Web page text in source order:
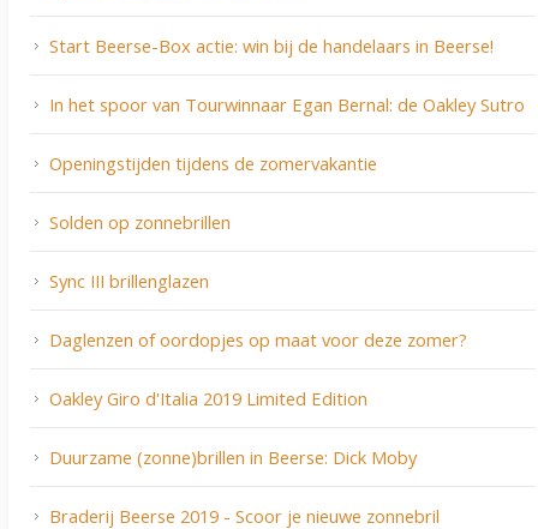
Start Beerse-Box actie: win bij de handelaars in Beerse!
In het spoor van Tourwinnaar Egan Bernal: de Oakley Sutro
Openingstijden tijdens de zomervakantie
Solden op zonnebrillen
Sync III brillenglazen
Daglenzen of oordopjes op maat voor deze zomer?
Oakley Giro d'Italia 2019 Limited Edition
Duurzame (zonne)brillen in Beerse: Dick Moby
Braderij Beerse 2019 - Scoor je nieuwe zonnebril